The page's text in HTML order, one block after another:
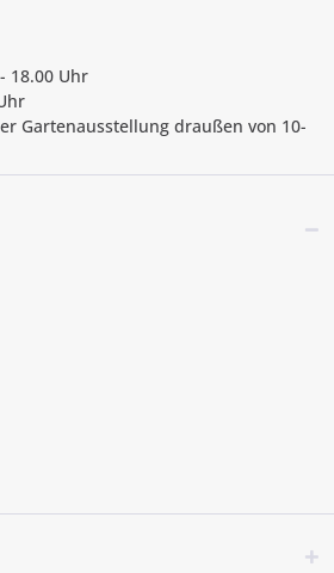
18.00 Uhr
Gartenausstellung draußen von 10-